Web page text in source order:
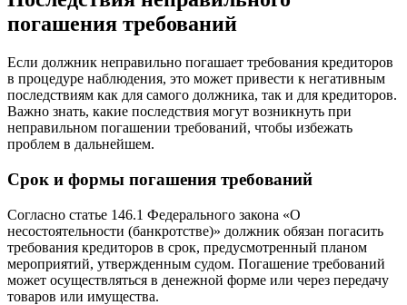
погашения требований
Если должник неправильно погашает требования кредиторов
в процедуре наблюдения, это может привести к негативным
последствиям как для самого должника, так и для кредиторов.
Важно знать, какие последствия могут возникнуть при
неправильном погашении требований, чтобы избежать
проблем в дальнейшем.
Срок и формы погашения требований
Согласно статье 146.1 Федерального закона «О
несостоятельности (банкротстве)» должник обязан погасить
требования кредиторов в срок, предусмотренный планом
мероприятий, утвержденным судом. Погашение требований
может осуществляться в денежной форме или через передачу
товаров или имущества.